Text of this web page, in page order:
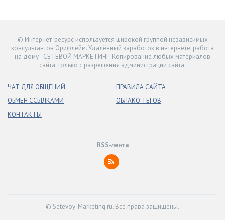
© Интернет-ресурс используется широкой группой независимых
консультантов Орифлейм. Удалённый заработок в интернете, работа
на дому - СЕТЕВОЙ МАРКЕТИНГ. Копирование любых материалов
сайта, только с разрешения администрации сайта.
ЧАТ ДЛЯ ОБЩЕНИЙ
ОБМЕН ССЫЛКАМИ
КОНТАКТЫ
ПРАВИЛА САЙТА
ОБЛАКО ТЕГОВ
RSS-лента
© Setevoy-Marketing.ru. Все права защищены.